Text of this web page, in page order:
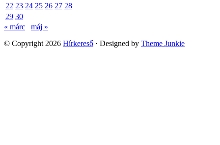
22 23 24 25 26 27 28
29 30
« márc
máj »
© Copyright 2026 Hírkereső · Designed by Theme Junkie